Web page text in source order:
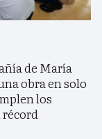
de María
obra en solo
los
récord